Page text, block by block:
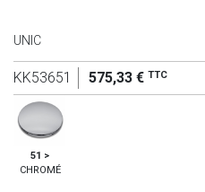
UNIC
KK53651 575,33 € TTC
51 >
CHROMÉ